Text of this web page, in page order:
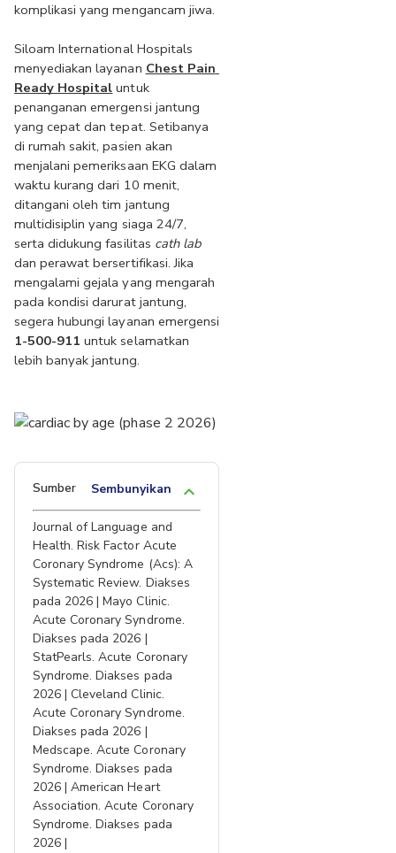
komplikasi yang mengancam jiwa.
Siloam International Hospitals
menyediakan layanan Chest Pain
Ready Hospital untuk
penanganan emergensi jantung
yang cepat dan tepat. Setibanya
di rumah sakit, pasien akan
menjalani pemeriksaan EKG dalam
waktu kurang dari 10 menit,
ditangani oleh tim jantung
multidisiplin yang siaga 24/7,
serta didukung fasilitas
cath lab
dan perawat bersertifikasi. Jika
mengalami gejala yang mengarah
pada kondisi darurat jantung,
1-500-911 untuk selamatkan
lebih banyak jantung​.
Sumber Sembunyikan keyboard_arrow_up
Journal of Language and
Health. Risk Factor Acute
Coronary Syndrome (Acs): A
Systematic Review. Diakses
pada 2026 | Mayo Clinic.
Acute Coronary Syndrome.
Diakses pada 2026 |
StatPearls. Acute Coronary
Syndrome. Diakses pada
2026 | Cleveland Clinic.
Acute Coronary Syndrome.
Diakses pada 2026 |
Medscape. Acute Coronary
Syndrome. Diakses pada
2026 | American Heart
Association. Acute Coronary
Syndrome. Diakses pada
2026 |